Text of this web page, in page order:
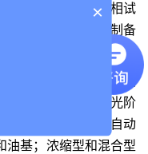
率高。以其研磨金相试
，可有效缩短试样制备
幸福感，原装进口美国
金相制样研磨、抛光阶
环保，手动抛光和自动
油基；浓缩型和混合型
×